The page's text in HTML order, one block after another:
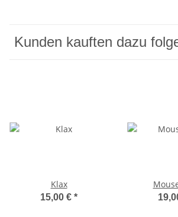
Kunden kauften dazu
Klax
15,00 € *